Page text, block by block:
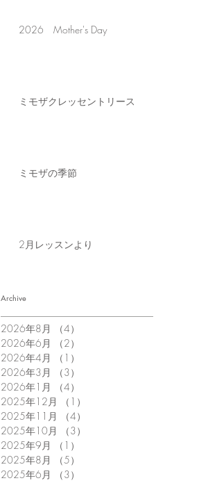
2026 Mother's Day
ミモザクレッセントリース
ミモザの季節
2月レッスンより
Archive
2026年8月 （4）
2026年6月
（2）
2026年4月
（1）
2026年3月
（3）
2026年1月
（4）
2025年12月
（1）
2025年11月
（4）
2025年10月
（3）
2025年9月
（1）
2025年8月
（5）
2025年6月
（3）